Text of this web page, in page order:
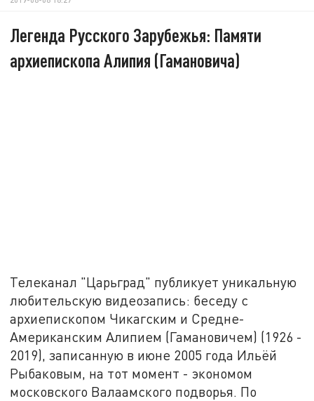
Легенда Русского Зарубежья: Памяти
архиепископа Алипия (Гамановича)
Телеканал "Царьград" публикует уникальную
любительскую видеозапись: беседу с
архиепископом Чикагским и Средне-
Американским Алипием (Гамановичем) (1926 -
2019), записанную в июне 2005 года Ильёй
Рыбаковым, на тот момент - экономом
московского Валаамского подворья. По